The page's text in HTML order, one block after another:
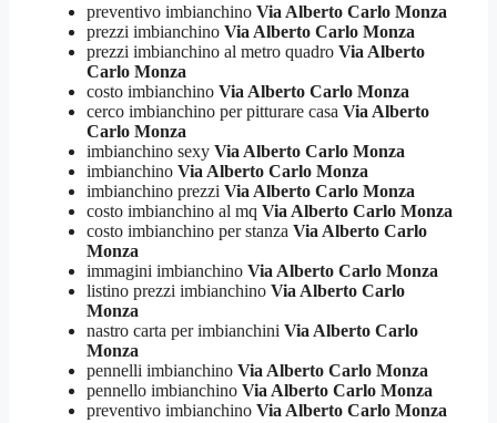
preventivo imbianchino Via Alberto Carlo Monza
prezzi imbianchino Via Alberto Carlo Monza
prezzi imbianchino al metro quadro Via Alberto
Carlo Monza
costo imbianchino Via Alberto Carlo Monza
cerco imbianchino per pitturare casa Via Alberto
Carlo Monza
imbianchino sexy Via Alberto Carlo Monza
imbianchino Via Alberto Carlo Monza
imbianchino prezzi Via Alberto Carlo Monza
costo imbianchino al mq Via Alberto Carlo Monza
costo imbianchino per stanza Via Alberto Carlo
Monza
immagini imbianchino Via Alberto Carlo Monza
listino prezzi imbianchino Via Alberto Carlo
Monza
nastro carta per imbianchini Via Alberto Carlo
Monza
pennelli imbianchino Via Alberto Carlo Monza
pennello imbianchino Via Alberto Carlo Monza
preventivo imbianchino Via Alberto Carlo Monza